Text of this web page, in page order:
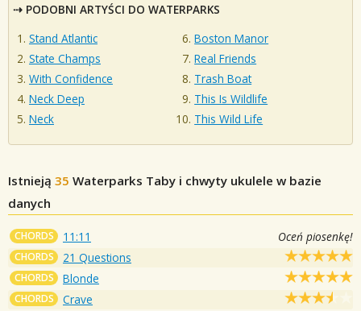
PODOBNI ARTYŚCI DO WATERPARKS
Stand Atlantic
State Champs
With Confidence
Neck Deep
Neck
Boston Manor
Real Friends
Trash Boat
This Is Wildlife
This Wild Life
Istnieją 35 Waterparks Taby i chwyty ukulele w bazie
danych
CHORDS 11:11 Oceń piosenkę!
CHORDS 21 Questions
CHORDS Blonde
CHORDS Crave